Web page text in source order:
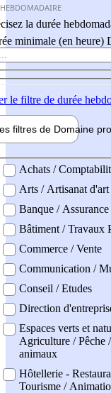
la durée
minimale (en heure)
le filtre de durée
filtres de Domaine pro
professionel
Achats /
Arts / Artisanat d'art
Banque / Assurance
Bâtiment / Travaux
Commerce / Vente
Communication /
Conseil / Etudes
Direction
Espaces verts et
Agriculture / Pêche
animaux
Hôtellerie -
Tourisme /